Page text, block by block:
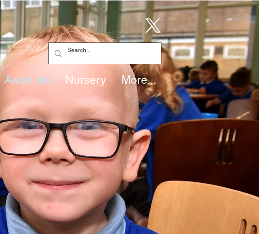
Awọn obi Nursery More...